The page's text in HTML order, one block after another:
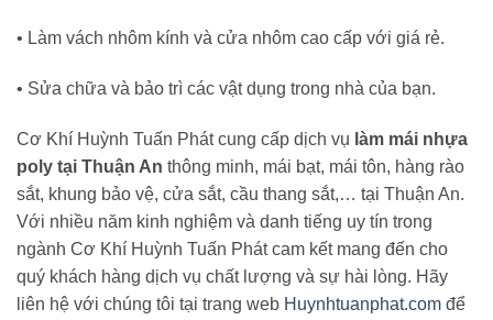
• Làm vách nhôm kính và cửa nhôm cao cấp với giá rẻ.
• Sửa chữa và bảo trì các vật dụng trong nhà của bạn.
Cơ Khí Huỳnh Tuấn Phát cung cấp dịch vụ làm mái nhựa
poly tại Thuận An thông minh, mái bạt, mái tôn, hàng rào
sắt, khung bảo vệ, cửa sắt, cầu thang sắt,… tại Thuận An.
Với nhiều năm kinh nghiệm và danh tiếng uy tín trong
ngành Cơ Khí Huỳnh Tuấn Phát cam kết mang đến cho
quý khách hàng dịch vụ chất lượng và sự hài lòng. Hãy
liên hệ với chúng tôi tại trang web Huynhtuanphat.com để